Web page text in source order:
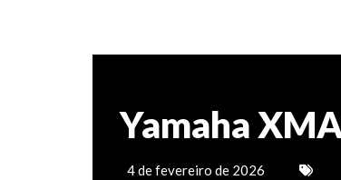
Yamaha
4 de fevereiro de 2026